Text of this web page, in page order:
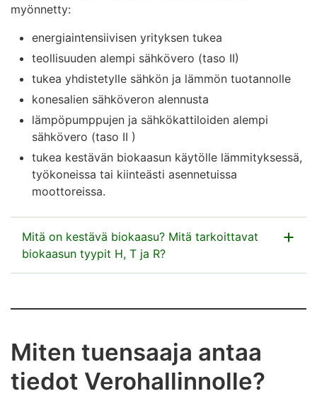
myönnetty:
energiaintensiivisen yrityksen tukea
teollisuuden alempi sähkövero (taso II)
tukea yhdistetylle sähkön ja lämmön tuotannolle
konesalien sähköveron alennusta
lämpöpumppujen ja sähkökattiloiden alempi
sähkövero (taso II )
tukea kestävän biokaasun käytölle lämmityksessä,
työkoneissa tai kiinteästi asennetuissa
moottoreissa.
Mitä on kestävä biokaasu? Mitä tarkoittavat
biokaasun tyypit H, T ja R?
bionesteistä ja biomassapolttoaineista annetussa
H = biokaasu, joka käytetään lämmityksessä,
työkoneissa tai kiinteästi asennetuissa moottoreissa
Miten tuensaaja antaa
tiedot Verohallinnolle?